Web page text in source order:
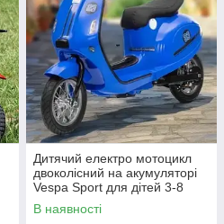
Дитячий електро мотоцикл
двоколісний на акумуляторі
Vespa Sport для дітей 3-8
років Синій
В наявності